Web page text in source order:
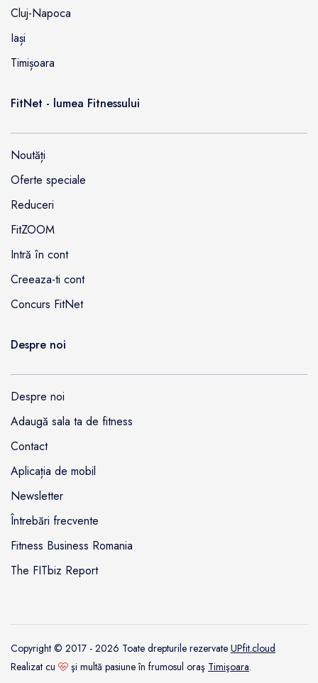
Cluj-Napoca
Iași
Timișoara
FitNet - lumea Fitnessului
Noutăți
Oferte speciale
Reduceri
FitZOOM
Intră în cont
Creeaza-ti cont
Concurs FitNet
Despre noi
Despre noi
Adaugă sala ta de fitness
Contact
Aplicația de mobil
Newsletter
Întrebări frecvente
Fitness Business Romania
The FITbiz Report
Copyright © 2017 - 2026 Toate drepturile rezervate UPfit.cloud
Realizat cu
şi multă pasiune în frumosul oraş Timişoara.